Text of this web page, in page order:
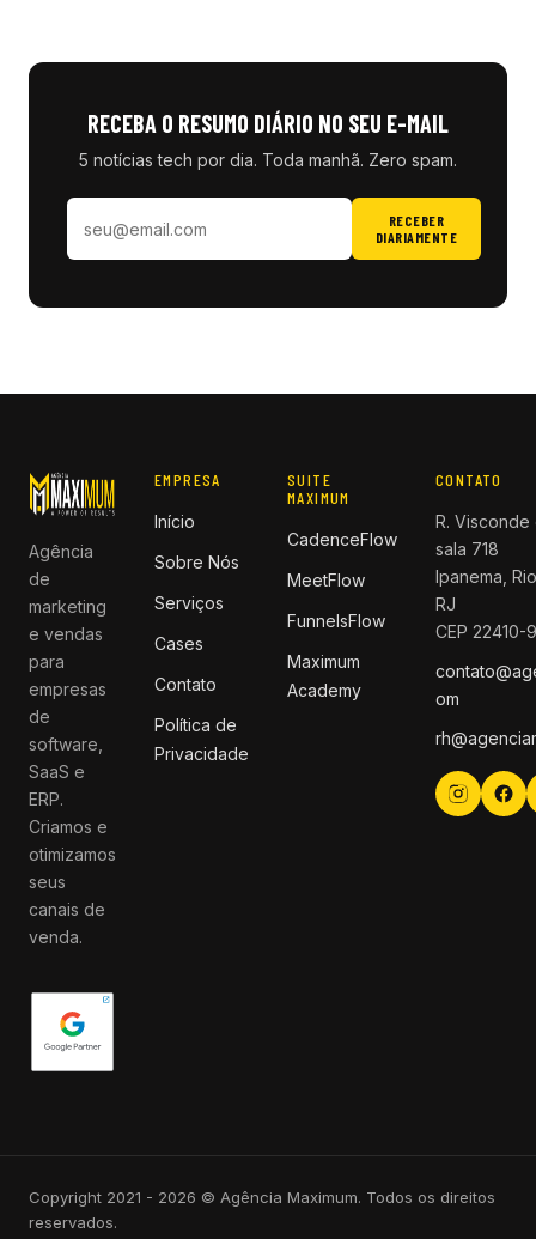
RECEBA O RESUMO DIÁRIO NO SEU E-MAIL
5 notícias tech por dia. Toda manhã. Zero spam.
RECEBER
DIARIAMENTE
Agência
de
marketing
e vendas
para
empresas
de
software,
SaaS e
ERP.
Criamos e
otimizamos
seus
canais de
venda.
EMPRESA
Início
Sobre Nós
Serviços
Cases
Contato
Política de
Privacidade
SUITE
MAXIMUM
CadenceFlow
MeetFlow
FunnelsFlow
Maximum
Academy
CONTATO
R.
sala 718
Ipanema,
RJ
CEP 22410-
om
Copyright 2021 - 2026 © Agência Maximum. Todos os direitos
reservados.